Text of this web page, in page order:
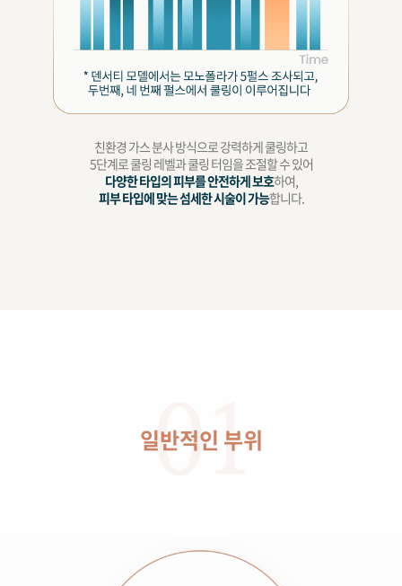
친환경 가스 분사 방식으로 강력하게 쿨링하고
5단계로 쿨링 레벨과 쿨링 터임을 조절할 수 있어
다양한 타입의 피부를 안전하게 보호하여,
피부 타입에 맞는 섬세한 시술이 가능합니다.
일반적인 부위